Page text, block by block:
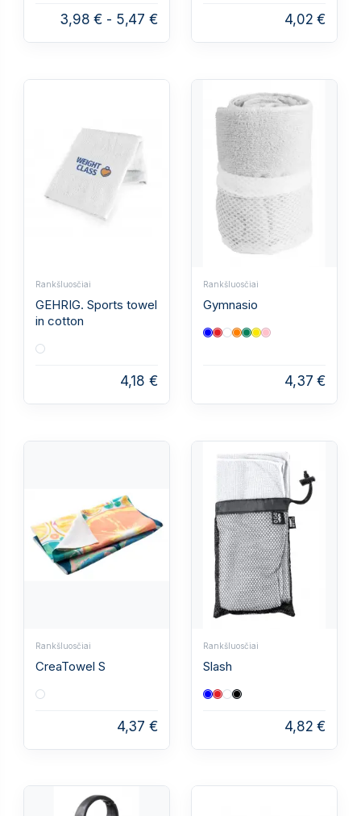
3,98 € - 5,47 € 4,02 €
Rankšluosčiai
GEHRIG. Sports towel
in cotton
4,18 €
Rankšluosčiai
Gymnasio
4,37 €
Rankšluosčiai
CreaTowel S
4,37 €
Rankšluosčiai
Slash
4,82 €